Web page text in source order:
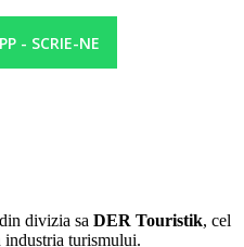
- SCRIE-NE
divizia sa DER Touristik, cel
industria turismului.